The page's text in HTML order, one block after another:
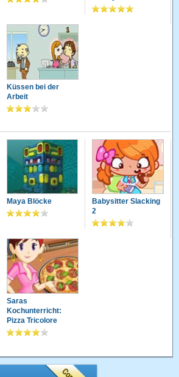
Küssen bei der
Arbeit
Maya Blöcke
Babysitter Slacking
2
Saras
Kochunterricht:
Pizza Tricolore